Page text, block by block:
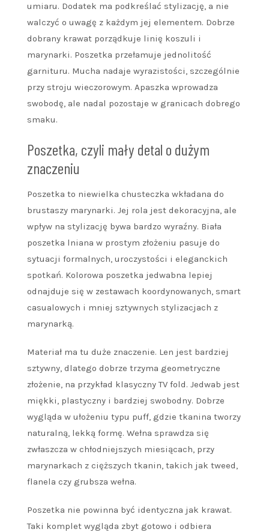
umiaru. Dodatek ma podkreślać stylizację, a nie
walczyć o uwagę z każdym jej elementem. Dobrze
dobrany krawat porządkuje linię koszuli i
marynarki. Poszetka przełamuje jednolitość
garnituru. Mucha nadaje wyrazistości, szczególnie
przy stroju wieczorowym. Apaszka wprowadza
swobodę, ale nadal pozostaje w granicach dobrego
smaku.
Poszetka, czyli mały detal o dużym
znaczeniu
Poszetka to niewielka chusteczka wkładana do
brustaszy marynarki. Jej rola jest dekoracyjna, ale
wpływ na stylizację bywa bardzo wyraźny. Biała
poszetka lniana w prostym złożeniu pasuje do
sytuacji formalnych, uroczystości i eleganckich
spotkań. Kolorowa poszetka jedwabna lepiej
odnajduje się w zestawach koordynowanych, smart
casualowych i mniej sztywnych stylizacjach z
marynarką.
Materiał ma tu duże znaczenie. Len jest bardziej
sztywny, dlatego dobrze trzyma geometryczne
złożenie, na przykład klasyczny TV fold. Jedwab jest
miękki, plastyczny i bardziej swobodny. Dobrze
wygląda w ułożeniu typu puff, gdzie tkanina tworzy
naturalną, lekką formę. Wełna sprawdza się
zwłaszcza w chłodniejszych miesiącach, przy
marynarkach z cięższych tkanin, takich jak tweed,
flanela czy grubsza wełna.
Poszetka nie powinna być identyczna jak krawat.
Taki komplet wygląda zbyt gotowo i odbiera